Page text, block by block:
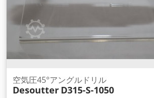
空気圧45°アングルドリル
Desoutter D315-S-1050